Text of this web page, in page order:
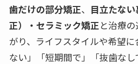
歯だけの部分矯正、 目立たな
正）・セラミック矯正と治療
がり、ライフスタイルや希望
ない」「短期間で」「抜歯な